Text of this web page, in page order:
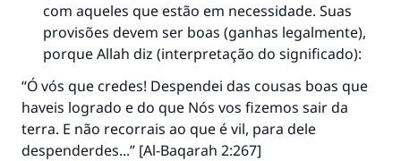
com aqueles que estão em necessidade. Suas
provisões devem ser boas (ganhas legalmente),
porque Allah diz (interpretação do significado):
“Ó vós que credes! Despendei das cousas boas que
haveis logrado e do que Nós vos fizemos sair da
terra. E não recorrais ao que é vil, para dele
despenderdes...” [Al-Baqarah 2:267]